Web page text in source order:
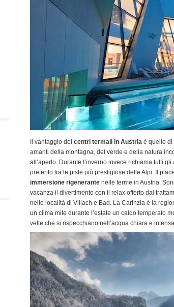
Il vantaggio dei centri termali in Austria è quello di
amanti della montagna, del verde e della natura
all’aperto. Durante l’inverno invece richiama tutti
preferito tra le piste più prestigiose delle Alpi. Il
immersione rigenerante nelle terme in Austria.
vacanza il divertimento con il relax offerto dai
nelle località di Villach e Bad. La Carinzia è la
un clima mite durante l’estate un caldo temperato
vette che si rispecchiano nell’acqua chiara e